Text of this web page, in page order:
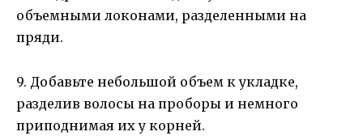
объемными локонами, разделенными на
пряди.
9. Добавьте небольшой объем к укладке,
разделив волосы на проборы и немного
приподнимая их у корней.